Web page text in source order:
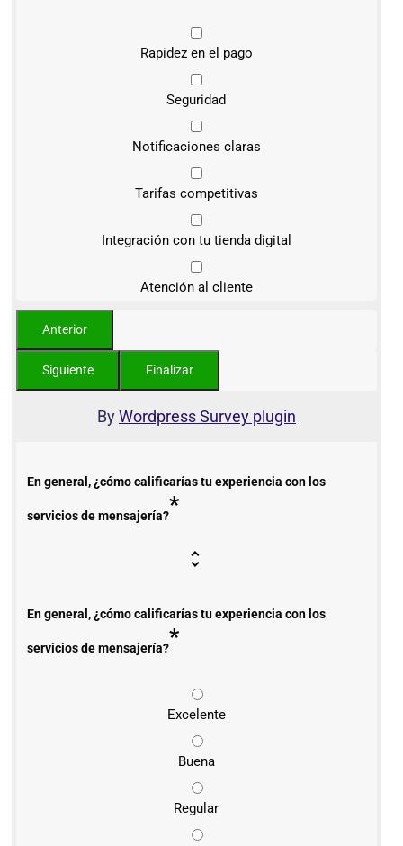
Rapidez en el pago
Seguridad
Notificaciones claras
Tarifas competitivas
Integración con tu tienda digital
Atención al cliente
ByWordpress Survey plugin
En general, ¿cómo calificarías tu experiencia con los
servicios de mensajería?*
En general, ¿cómo calificarías tu experiencia con los
servicios de mensajería?*
Excelente
Buena
Regular